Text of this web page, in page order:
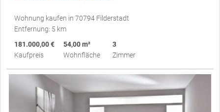
Wohnung kaufen in 70794 Filderstadt
Entfernung: 5 km
181.000,00 €
Kaufpreis
54,00 m²
Wohnfläche
3
Zimmer